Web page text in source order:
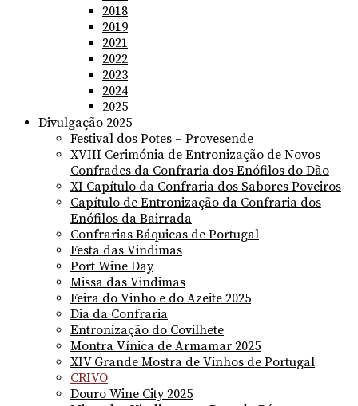
2018
2019
2021
2022
2023
2024
2025
Divulgação 2025
Festival dos Potes – Provesende
XVIII Cerimónia de Entronização de Novos
Confrades da Confraria dos Enófilos do Dão
XI Capítulo da Confraria dos Sabores Poveiros
Capítulo de Entronização da Confraria dos
Enófilos da Bairrada
Confrarias Báquicas de Portugal
Festa das Vindimas
Port Wine Day
Missa das Vindimas
Feira do Vinho e do Azeite 2025
Dia da Confraria
Entronização do Covilhete
Montra Vínica de Armamar 2025
XIV Grande Mostra de Vinhos de Portugal
CRIVO
Douro Wine City 2025